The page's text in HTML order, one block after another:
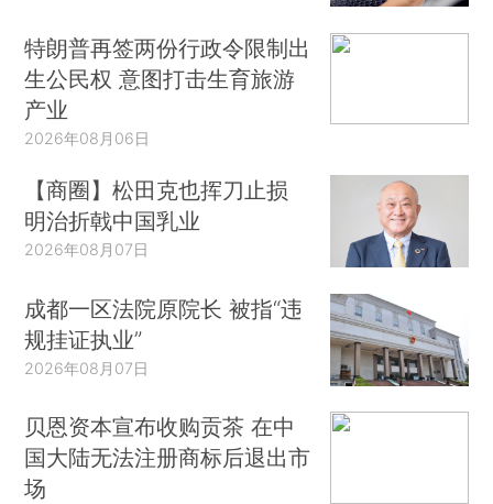
特朗普再签两份行政令限制出
生公民权 意图打击生育旅游
产业
2026年08月06日
【商圈】松田克也挥刀止损
明治折戟中国乳业
2026年08月07日
成都一区法院原院长 被指“违
规挂证执业”
2026年08月07日
贝恩资本宣布收购贡茶 在中
国大陆无法注册商标后退出市
场